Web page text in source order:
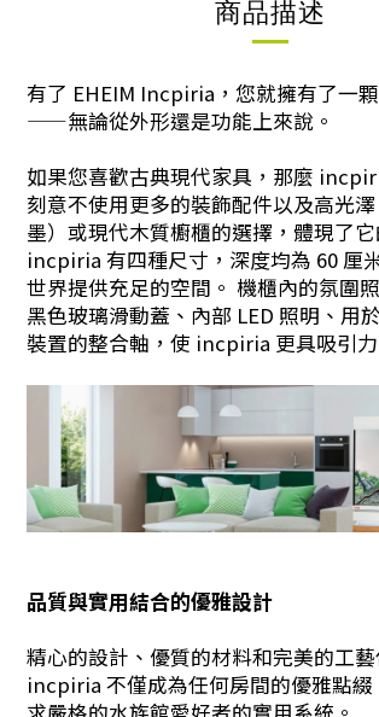
商品描述
有了 EHEIM Incpiria，您就擁有了一
——無論從外形還是功能上來說。
如果您喜歡古典現代家具，那麼
刻意不使用更多的裝飾配件以及高光
墨）或現代木質櫥櫃的選擇，體現了它
incpiria 有四種尺寸，深度均為 60 厘
世界提供充足的空間。 機櫃內的氛圍
黑色玻璃滑動蓋、內部 LED 照明、用
裝置的整合軸，使 incpiria 更具吸引力
品質與實用結合的優雅設計
精心的設計、優質的材料和完美的工藝
incpiria 不僅成為任何房間的優雅點綴